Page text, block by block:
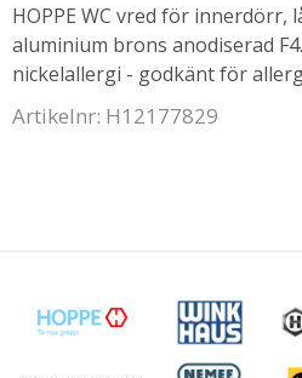
HOPPE WC vred för innerdörr,
aluminium brons anodiserad
nickelallergi - godkänt för
Artikelnr: H12177829